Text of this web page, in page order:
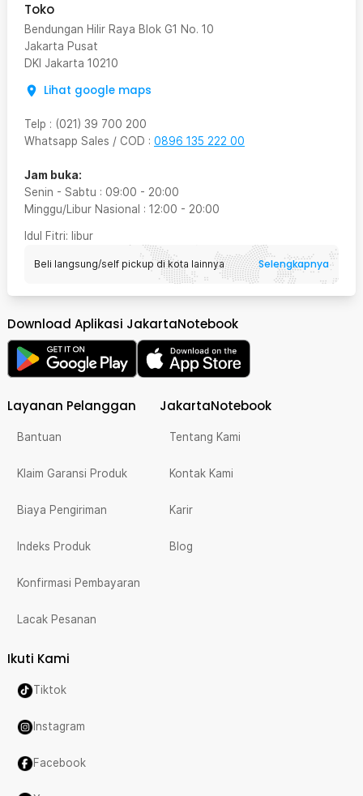
Toko
Bendungan Hilir Raya Blok G1 No. 10
Jakarta Pusat
DKI Jakarta 10210
Lihat google maps
Telp : (021) 39 700 200
Whatsapp Sales / COD : 0896 135 222 00
Jam buka:
Senin - Sabtu : 09:00 - 20:00
Minggu/Libur Nasional : 12:00 - 20:00
Idul Fitri: libur
Beli langsung/self pickup di kota lainnya Selengkapnya
Download Aplikasi JakartaNotebook
Layanan Pelanggan
Bantuan
Klaim Garansi Produk
Biaya Pengiriman
Indeks Produk
Konfirmasi Pembayaran
Lacak Pesanan
JakartaNotebook
Tentang Kami
Kontak Kami
Karir
Blog
Ikuti Kami
Tiktok
Instagram
Facebook